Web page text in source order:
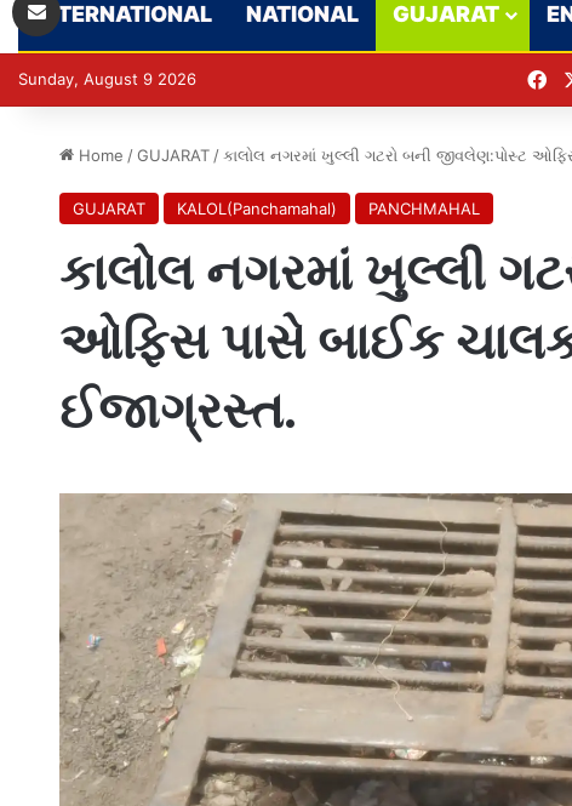
INTERNATIONAL NATIONAL GUJARAT
Sunday, August 9 2026
Home / GUJARAT / કાલોલ નગરમાં ખુલ્લી ગટરો બની જીવલેણ:પોસ્ટ
GUJARAT KALOL(Panchamahal) PANCHMAHAL
કાલોલ નગરમાં ખુલ્લી
ઓફિસ પાસે બાઈક
ઈજાગ્રસ્ત.